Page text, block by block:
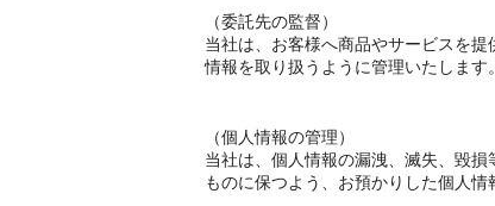
（委託先の監督）
当社は、お客様へ商品やサービスを
情報を取り扱うように管理いたします。
（個人情報の管理）
当社は、個人情報の漏洩、滅失、毀
ものに保つよう、お預かりした個人情